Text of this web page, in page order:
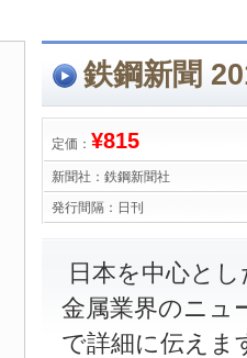
鉄鋼新聞
定価： ¥815
新聞社： 鉄鋼新聞社
発行間隔： 日刊
日本を中心と
金属業界のニュ
で詳細に伝えま